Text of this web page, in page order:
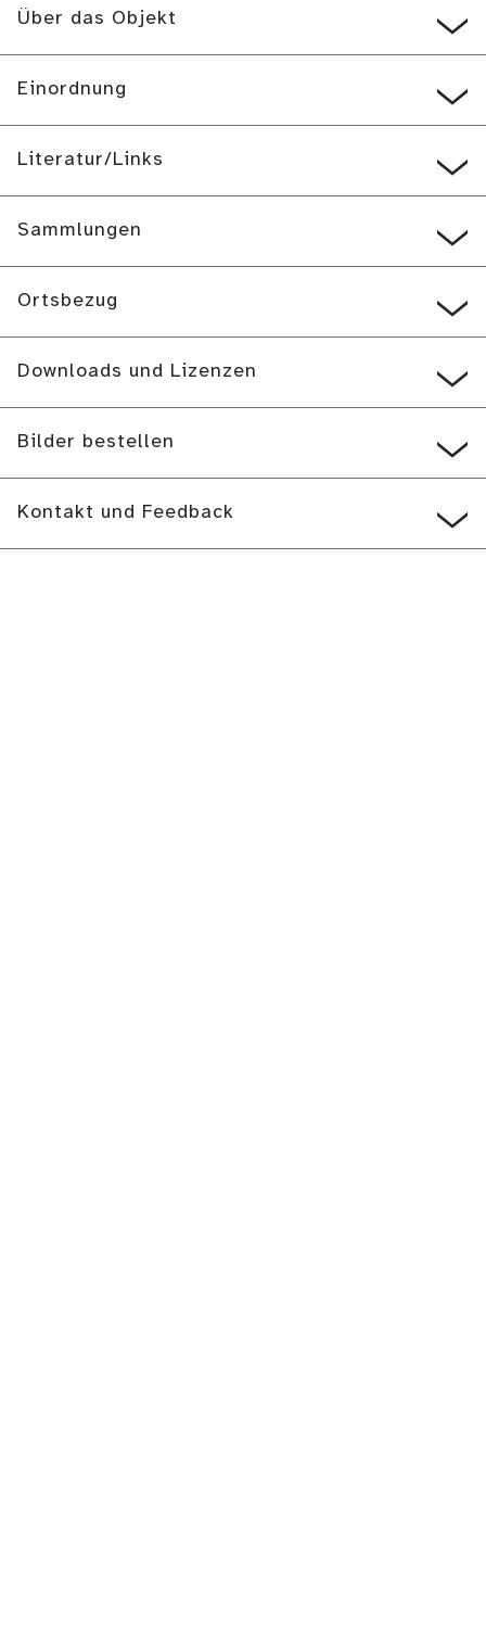
Über das Objekt
Einordnung
Literatur/Links
Sammlungen
Ortsbezug
Downloads und Lizenzen
Bilder bestellen
Kontakt und Feedback